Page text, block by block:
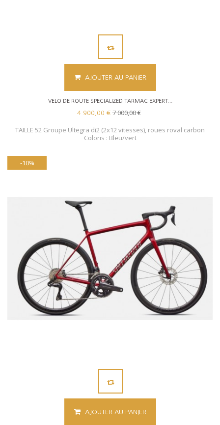
AJOUTER AU PANIER
VELO DE ROUTE SPECIALIZED TARMAC EXPERT...
4 900,00 € 7 000,00 €
TAILLE 52 Groupe Ultegra di2 (2x12 vitesses), roues roval carbon
Coloris : Bleu/vert
-10%
AJOUTER AU PANIER